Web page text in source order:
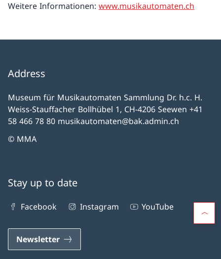
Weitere Informationen: www.musikautomaten.ch
Address
Museum für Musikautomaten Sammlung Dr. h.c. H.
Weiss-Stauffacher Bollhübel 1, CH-4206 Seewen +41
58 466 78 80 musikautomaten@bak.admin.ch
© MMA
Stay up to date
Facebook Instagram YouTube
Newsletter